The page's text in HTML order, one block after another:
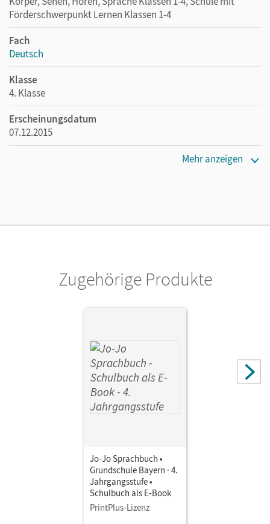
Förderschwerpunkt Lernen Klassen 1-4
Fach
Deutsch
Klasse
4. Klasse
Erscheinungsdatum
07.12.2015
Mehr anzeigen
Zugehörige Produkte
Jo-Jo Sprachbuch •
Grundschule Bayern · 4.
Jahrgangsstufe •
Schulbuch als E-Book
PrintPlus-Lizenz